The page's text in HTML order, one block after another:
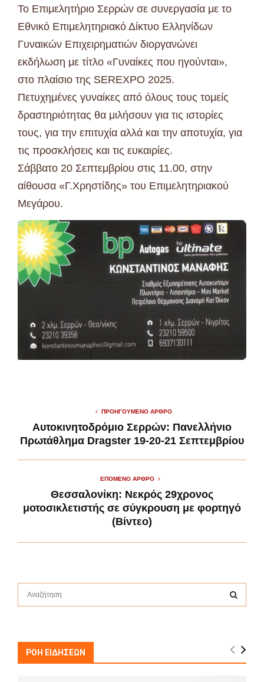
Το Επιμελητήριο Σερρών σε συνεργασία με το
Εθνικό Επιμελητηριακό Δίκτυο Ελληνίδων
Γυναικών Επιχειρηματιών διοργανώνει
εκδήλωση με τίτλο «Γυναίκες που ηγούνται»,
στο πλαίσιο της SEREXPO 2025.
Πετυχημένες γυναίκες από όλους τους τομείς
δραστηριότητας θα μιλήσουν για τις ιστορίες
τους, για την επιτυχία αλλά και την αποτυχία, για
τις προσκλήσεις και τις ευκαιρίες.
Σάββατο 20 Σεπτεμβρίου στις 11.00, στην
αίθουσα «Γ.Χρηστίδης» του Επιμελητηριακού
Μεγάρου.
ΠΡΟΗΓΟΎΜΕΝΟ ΆΡΘΡΟ
Αυτοκινητοδρόμιο Σερρών: Πανελλήνιο
Πρωτάθλημα Dragster 19-20-21 Σεπτεμβρίου
ΕΠΌΜΕΝΟ ΆΡΘΡΟ
Θεσσαλονίκη: Νεκρός 29χρονος
μοτοσικλετιστής σε σύγκρουση με φορτηγό
(Βίντεο)
f
A
ΡΟΗ ΕΙΔΗΣΕΩΝ